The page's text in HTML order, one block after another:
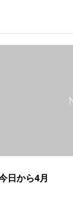
日から4月